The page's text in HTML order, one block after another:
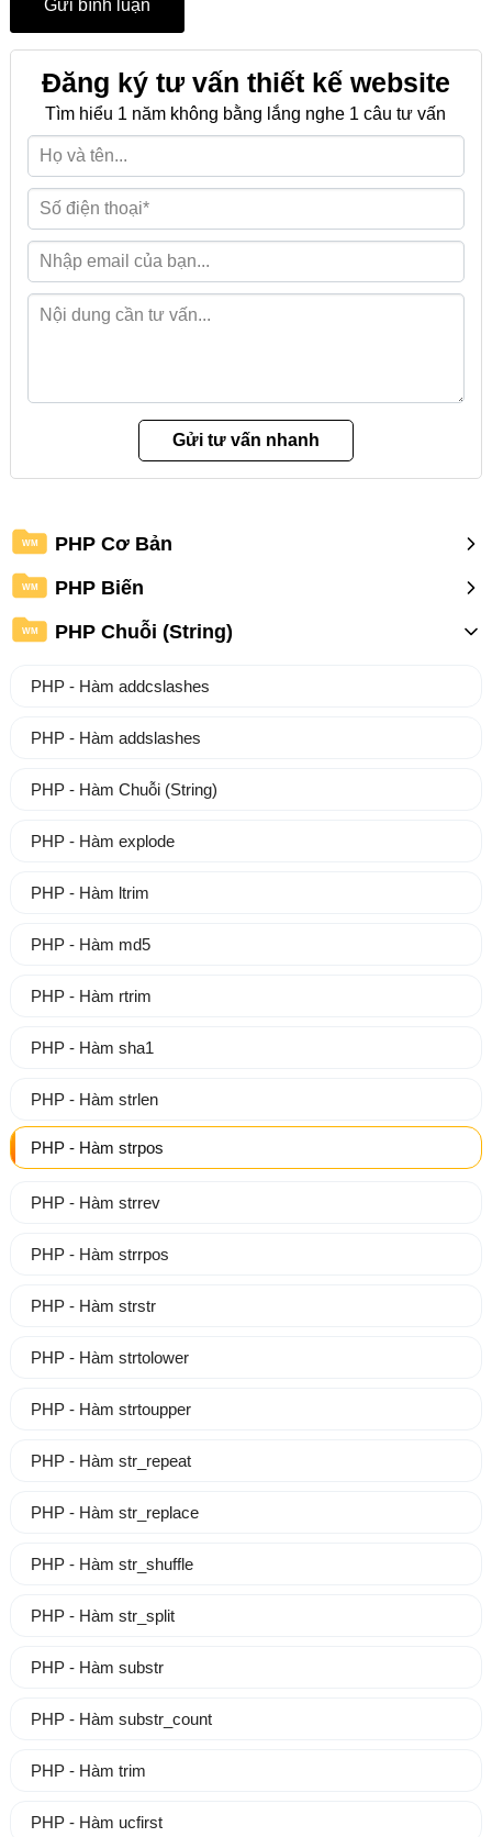
Đăng ký tư vấn thiết kế website
Tìm hiểu 1 năm không bằng lắng nghe 1 câu tư vấn
WM PHP Cơ Bản
WM PHP Biến
WM PHP Chuỗi (String)
PHP - Hàm addcslashes
PHP - Hàm addslashes
PHP - Hàm Chuỗi (String)
PHP - Hàm explode
PHP - Hàm ltrim
PHP - Hàm md5
PHP - Hàm rtrim
PHP - Hàm sha1
PHP - Hàm strlen
PHP - Hàm strpos
PHP - Hàm strrev
PHP - Hàm strrpos
PHP - Hàm strstr
PHP - Hàm strtolower
PHP - Hàm strtoupper
PHP - Hàm str_repeat
PHP - Hàm str_replace
PHP - Hàm str_shuffle
PHP - Hàm str_split
PHP - Hàm substr
PHP - Hàm substr_count
PHP - Hàm trim
PHP - Hàm ucfirst